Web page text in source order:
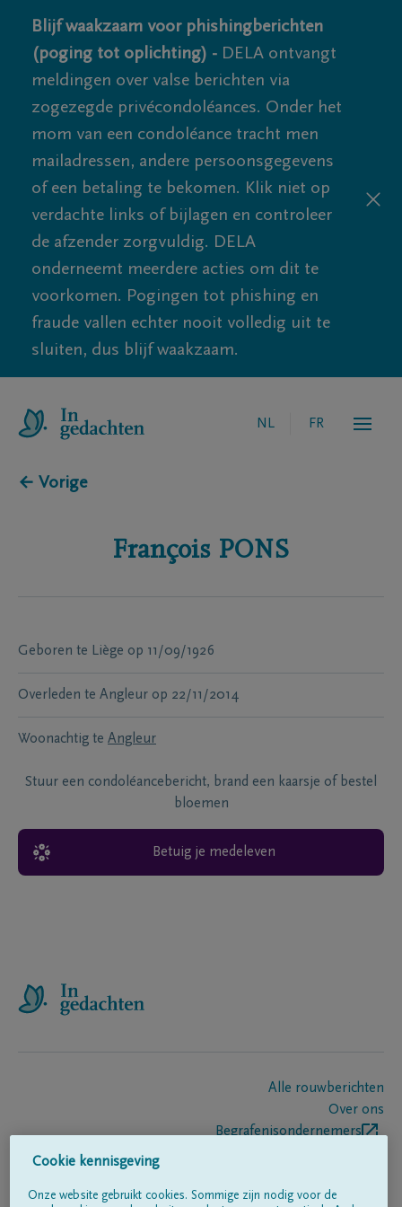
Blijf waakzaam voor phishingberichten
(poging tot oplichting) - DELA ontvangt
meldingen over valse berichten via
zogezegde privécondoléances. Onder het
mom van een condoléance tracht men
mailadressen, andere persoonsgegevens
of een betaling te bekomen. Klik niet op
verdachte links of bijlagen en controleer
de afzender zorgvuldig. DELA
onderneemt meerdere acties om dit te
voorkomen. Pogingen tot phishing en
fraude vallen echter nooit volledig uit te
sluiten, dus blijf waakzaam.
NL FR
← Vorige
François PONS
Geboren te Liège op 11/09/1926
Overleden te Angleur op 22/11/2014
Woonachtig te Angleur
Stuur een condoléancebericht, brand een kaarsje of bestel
bloemen
Betuig je medeleven
Alle rouwberichten
Over ons
Begrafenisondernemers
Cookie kennisgeving
Onze website gebruikt cookies. Sommige zijn nodig voor de